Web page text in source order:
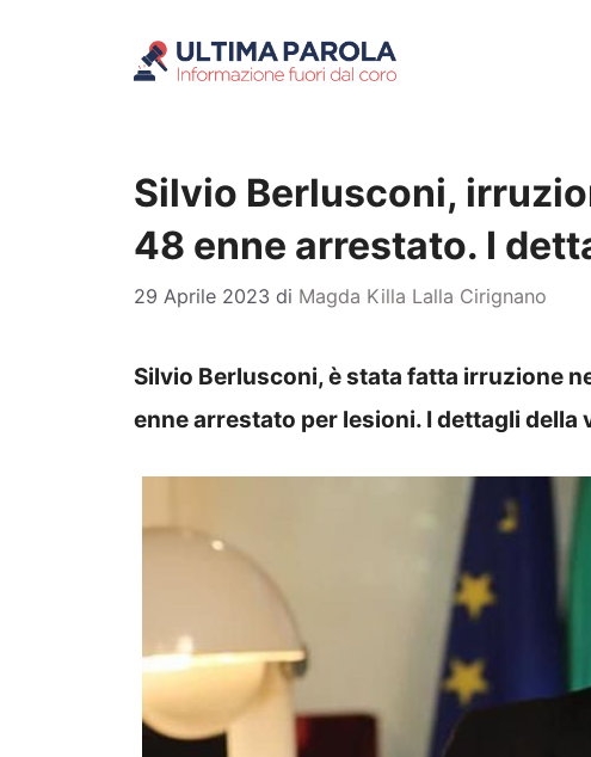
Silvio Berlusconi,
48 enne arrestato. I
29 Aprile 2023 di Magda Killa Lalla Cirignano
Silvio Berlusconi, è stata fatta irruzione
enne arrestato per lesioni. I dettagli della